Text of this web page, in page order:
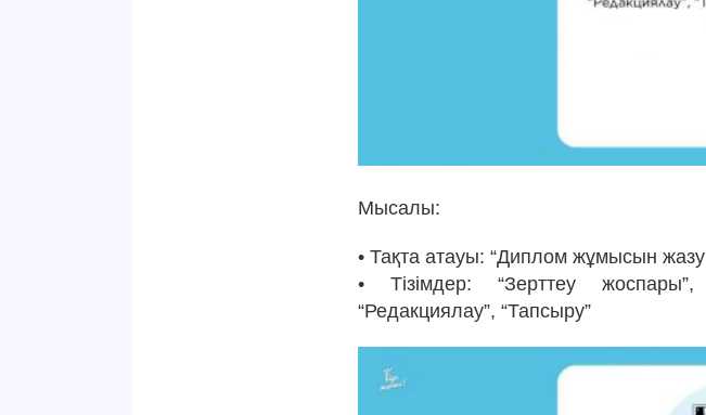
Мысалы:
• Тақта атауы: “Диплом жұмысын
• Тізімдер: “Зерттеу
“Редакциялау”, “Тапсыру”